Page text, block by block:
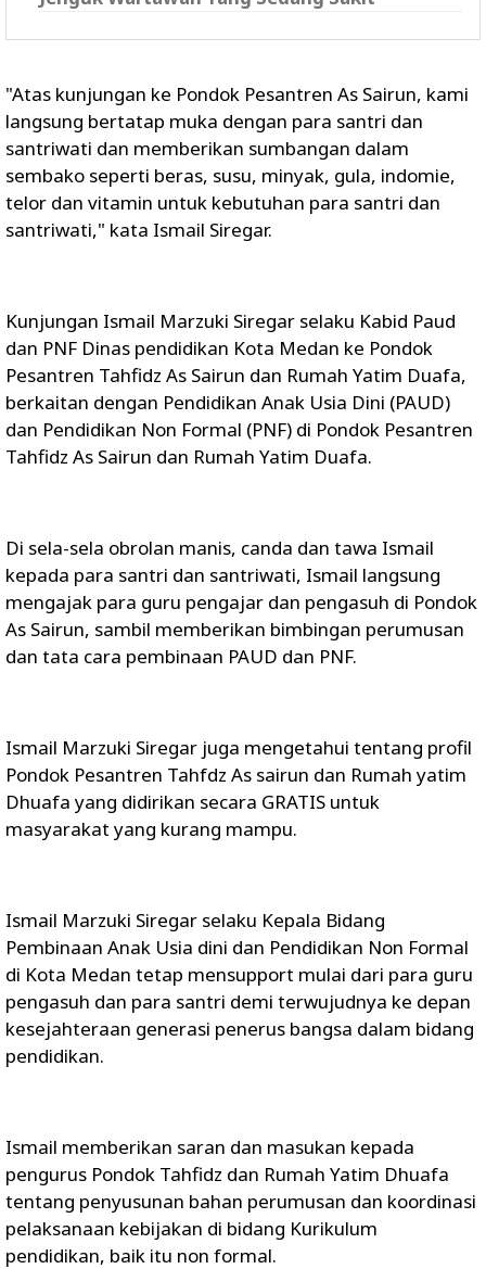
"Atas kunjungan ke Pondok Pesantren As Sairun, kami
langsung bertatap muka dengan para santri dan
santriwati dan memberikan sumbangan dalam
sembako seperti beras, susu, minyak, gula, indomie,
telor dan vitamin untuk kebutuhan para santri dan
santriwati," kata Ismail Siregar.
Kunjungan Ismail Marzuki Siregar selaku Kabid Paud
dan PNF Dinas pendidikan Kota Medan ke Pondok
Pesantren Tahfidz As Sairun dan Rumah Yatim Duafa,
berkaitan dengan Pendidikan Anak Usia Dini (PAUD)
dan Pendidikan Non Formal (PNF) di Pondok Pesantren
Tahfidz As Sairun dan Rumah Yatim Duafa.
Di sela-sela obrolan manis, canda dan tawa Ismail
kepada para santri dan santriwati, Ismail langsung
mengajak para guru pengajar dan pengasuh di Pondok
As Sairun, sambil memberikan bimbingan perumusan
dan tata cara pembinaan PAUD dan PNF.
Ismail Marzuki Siregar juga mengetahui tentang profil
Pondok Pesantren Tahfdz As sairun dan Rumah yatim
Dhuafa yang didirikan secara GRATIS untuk
masyarakat yang kurang mampu.
Ismail Marzuki Siregar selaku Kepala Bidang
Pembinaan Anak Usia dini dan Pendidikan Non Formal
di Kota Medan tetap mensupport mulai dari para guru
pengasuh dan para santri demi terwujudnya ke depan
kesejahteraan generasi penerus bangsa dalam bidang
pendidikan.
Ismail memberikan saran dan masukan kepada
pengurus Pondok Tahfidz dan Rumah Yatim Dhuafa
tentang penyusunan bahan perumusan dan koordinasi
pelaksanaan kebijakan di bidang Kurikulum
pendidikan, baik itu non formal.